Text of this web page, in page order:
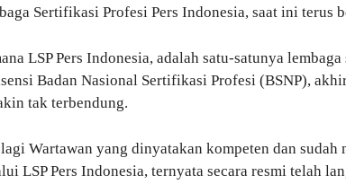
Sertifikasi Profesi Pers Indonesia, saat ini terus
LSP Pers Indonesia, adalah satu-satunya
Badan Nasional Sertifikasi Profesi (BSNP),
tak terbendung.
Wartawan yang dinyatakan kompeten dan
LSP Pers Indonesia, ternyata secara resmi telah